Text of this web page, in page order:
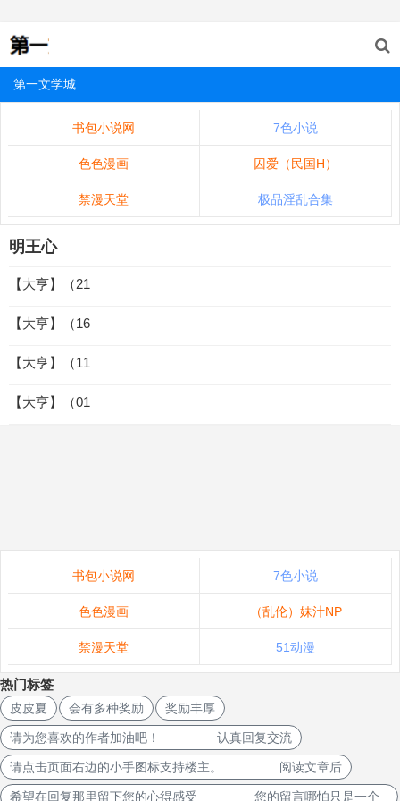
第一文学城
书包小说网 7色小说
色色漫画 囚爱（民国H）
禁漫天堂 极品淫乱合集
明王心
【大亨】（21
【大亨】（16
【大亨】（11
【大亨】（01
书包小说网 7色小说
色色漫画 （乱伦）妹汁NP
禁漫天堂 51动漫
热门标签
皮皮夏 会有多种奖励 奖励丰厚
请为您喜欢的作者加油吧！ 认真回复交流
请点击页面右边的小手图标支持楼主。 阅读文章后
希望在回复那里留下您的心得感受 您的留言哪怕只是一个